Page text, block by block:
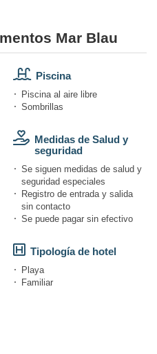
Mar Blau
Piscina
Piscina al aire libre
Sombrillas
Medidas de Salud y
seguridad
Se siguen medidas de salud y
seguridad especiales
Registro de entrada y salida
sin contacto
Se puede pagar sin efectivo
Tipología de hotel
Playa
Familiar